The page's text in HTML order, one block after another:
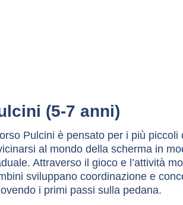
(5-7 anni)
Pulcini è pensato per i più piccoli
al mondo della scherma in
Attraverso il gioco e l’attività
sviluppano coordinazione e
i primi passi sulla pedana.